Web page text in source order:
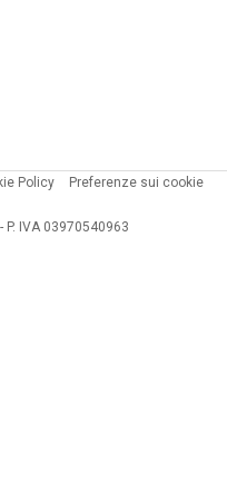
Policy
Preferenze sui cookie
P. IVA 03970540963